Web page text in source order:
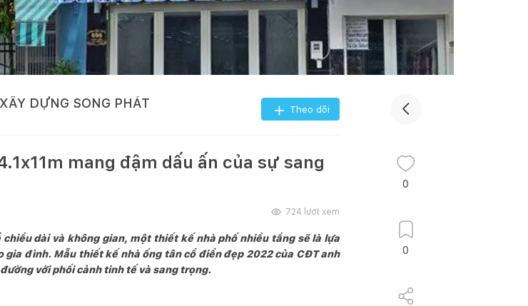
DỰNG SONG PHÁT Theo dõi
mang đậm dấu ấn của sự sang
724 lượt xem
dài và không gian, một thiết kế nhà phố nhiều tầng sẽ là lựa
đình. Mẫu thiết kế nhà ống tân cổ điển đẹp 2022 của CĐT anh
với phối cảnh tinh tế và sang trọng.
0
0